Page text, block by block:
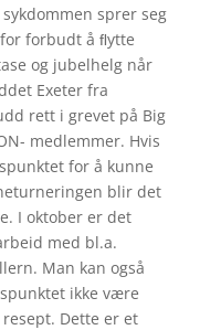
sprer seg
forbudt å ﬂytte
og jubelhelg når
Exeter fra
rett i grevet på Big
medlemmer. Hvis
for å kunne
blir det
I oktober er det
med bl.a.
Man kan også
ikke være
Dette er et